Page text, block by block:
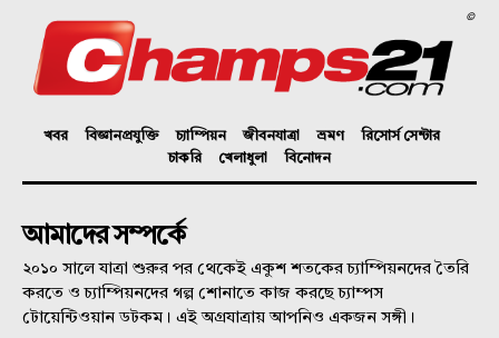
©
খবর বিজ্ঞানপ্রযুক্তি চ্যাম্পিয়ন জীবনযাত্রা ভ্রমণ
রিসোর্স সেন্টার
চাকরি
খেলাধুলা বিনোদন
আমাদের সম্পর্কে
২০১০ সালে যাত্রা শুরুর পর থেকেই একুশ শতকের চ্যাম্পিয়নদের তৈরি
করতে ও চ্যাম্পিয়নদের গল্প শোনাতে কাজ করছে চ্যাম্পস
টোয়েন্টিওয়ান ডটকম। এই অগ্রযাত্রায় আপনিও একজন সঙ্গী।